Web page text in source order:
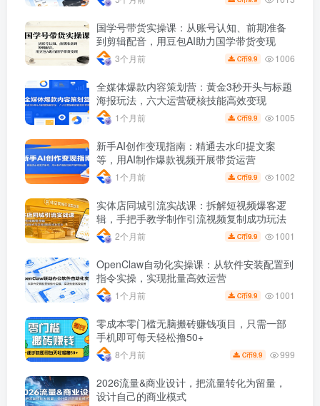
国学号带货实操课：从账号认知、前期准备
到剪辑配音，用豆包AI助力国学带货变现
3个月前 C币9.9 1006
全媒体爆款内容策划营：黄金3秒开头与标题
海报玩法，六大运营硬核技能高效变现
1个月前 C币9.9 1005
新手AI创作变现指南：精通去水印提文案
等，用AI制作爆款视频开展带货运营
1个月前 C币9.9 1002
实体店同城引流实战课：拆解短视频爆客逻
辑，手把手教学制作引流视频复制成功玩法
2个月前 C币9.9 1001
OpenClaw自动化实操课：从软件安装配置到
指令实操，实现批量高效运营
1个月前 C币9.9 1001
零成本零门槛无脑搬砖赚钱项目，只需一部
手机即可每天轻松撸50+
8个月前 C币9.9 999
2026流量&商业设计，把流量转化为留量，
设计自己的商业模式